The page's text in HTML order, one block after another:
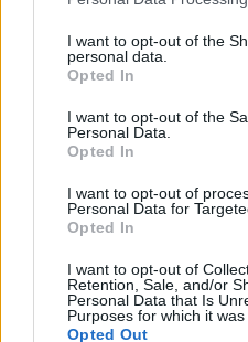
I want to opt-out of the
personal data.
Opted In
I want to opt-out of the
Personal Data.
Opted In
I want to opt-out of
Personal Data for
Opted In
I want to opt-out of
Retention, Sale, and/or
Personal Data that Is
Purposes for which it was
Opted Out
Tokijas: Ramiajame
vandenyne pirmą
pastebėti du kinų
lėktuvnešiai